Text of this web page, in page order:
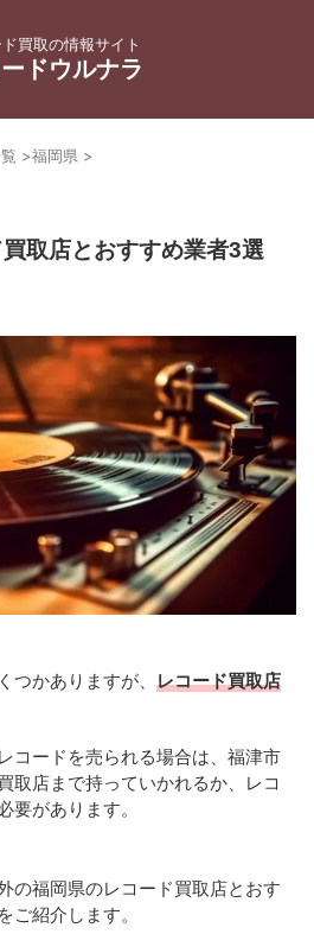
買取の情報サイト
ドウルナラ
>福岡県 >
買取店とおすすめ業者3選
つかありますが、 レコード買取店
コードを売られる場合は、福津市
取店まで持っていかれるか、レコ
要があります。
の福岡県のレコード買取店とおす
ご紹介します。